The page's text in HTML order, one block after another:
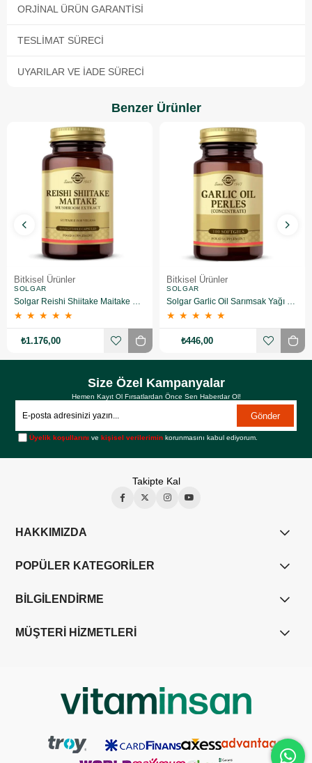
ORJINAL ÜRÜN GARANTISI
TESLIMAT SÜRECI
UYARILAR VE İADE SÜRECI
Benzer Ürünler
Bitkisel Ürünler
SOLGAR
Solgar Reishi Shiitake Maitake Mushroom Extract 50 Kapsül
★ ★ ★ ★ ★
₺1.176,00
Bitkisel Ürünler
SOLGAR
Solgar Garlic Oil Sarımsak Yağı 100 Kapsül
★ ★ ★ ★ ★
₺446,00
Size Özel Kampanyalar
Hemen Kayıt Ol Fırsatlardan Önce Sen Haberdar Ol!
Gönder
Üyelik koşullarını vekişisel verilerimin korunmasını kabul ediyorum.
Takipte Kal
HAKKIMIZDA
POPÜLER KATEGORİLER
BİLGİLENDİRME
MÜŞTERİ HİZMETLERİ